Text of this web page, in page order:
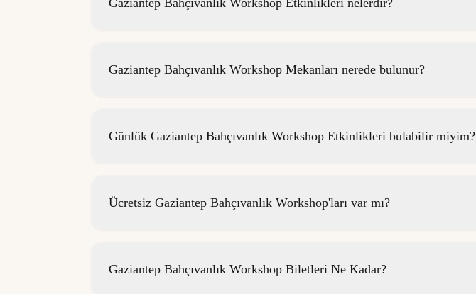
Gaziantep Bahçıvanlık Workshop Etkinlikleri nelerdir?
Gaziantep Bahçıvanlık Workshop Mekanları nerede bulunur?
Günlük Gaziantep Bahçıvanlık Workshop Etkinlikleri bulabilir miyim?
Ücretsiz Gaziantep Bahçıvanlık Workshop'ları var mı?
Gaziantep Bahçıvanlık Workshop Biletleri Ne Kadar?